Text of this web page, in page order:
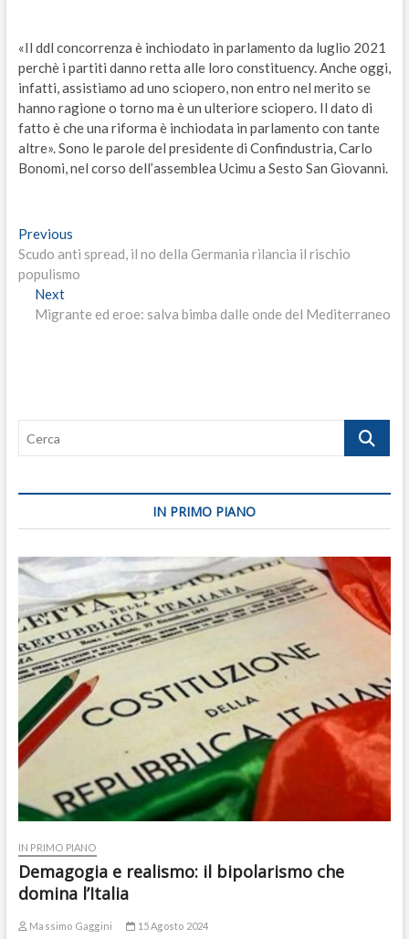
«Il ddl concorrenza è inchiodato in parlamento da luglio 2021
perchè i partiti danno retta alle loro constituency. Anche oggi,
infatti, assistiamo ad uno sciopero, non entro nel merito se
hanno ragione o torno ma è un ulteriore sciopero. Il dato di
fatto è che una riforma è inchiodata in parlamento con tante
altre». Sono le parole del presidente di Confindustria, Carlo
Bonomi, nel corso dell’assemblea Ucimu a Sesto San Giovanni.
Navigazione
articoli
PreviousPrevious
post:
Scudo anti spread, il no della Germania rilancia il rischio
populismo
NextNext
post:
Migrante ed eroe: salva bimba dalle onde del Mediterraneo
Cerca
IN PRIMO PIANO
IN PRIMO PIANO
Demagogia e realismo: il bipolarismo che
domina l’Italia
Massimo Gaggini 15 Agosto 2024